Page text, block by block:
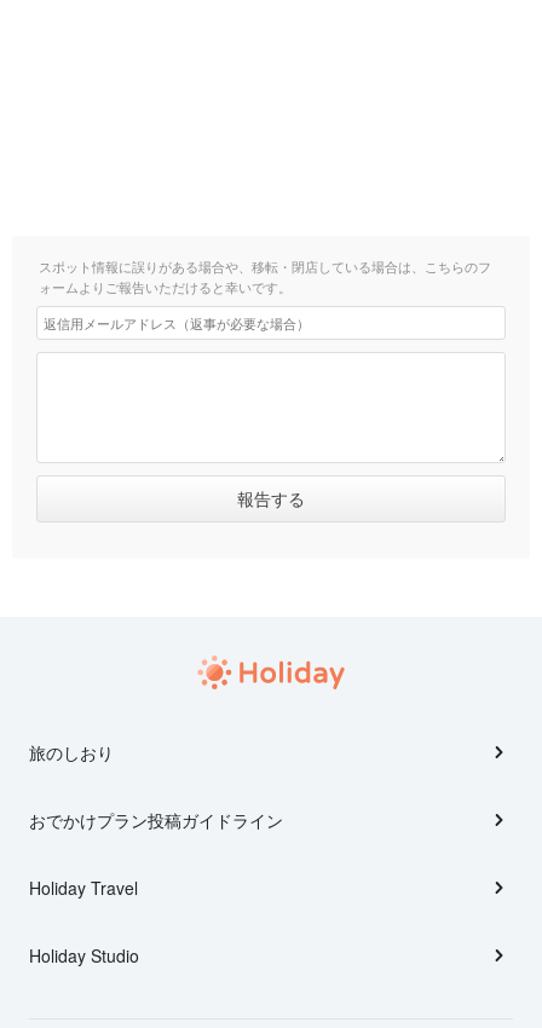
スポット情報に誤りがある場合や、移転・閉店している場合は、こちらのフ
ォームよりご報告いただけると幸いです。
旅のしおり
おでかけプラン投稿ガイドライン
Holiday Travel
Holiday Studio